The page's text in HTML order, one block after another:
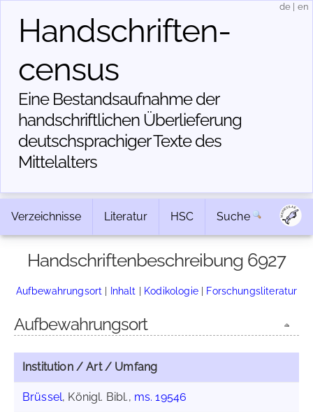
Handschriften­
census
Eine Bestandsaufnahme der
handschriftlichen Über­lieferung
deutschsprachiger Texte des
Mittelalters
de en
Verzeichnisse Literatur HSC Suche
Handschriftenbeschreibung 6927
Aufbewahrungsort | Inhalt | Kodikologie| Forschungsliteratur
Aufbewahrungsort
Institution / Art / Umfang
Brüssel, Königl. Bibl., ms. 19546